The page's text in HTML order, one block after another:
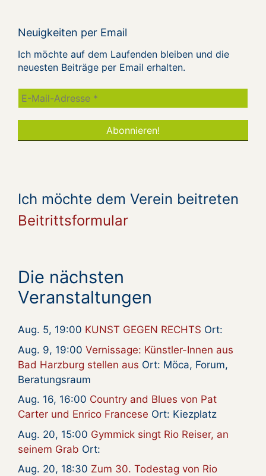
Neuigkeiten per Email
Ich möchte auf dem Laufenden bleiben und die
neuesten Beiträge per Email erhalten.
Ich möchte dem Verein beitreten
Beitrittsformular
Die nächsten
Veranstaltungen
Aug. 5, 19:00 KUNST GEGEN RECHTS Ort:
Aug. 9, 19:00 Vernissage: Künstler-Innen aus
Bad Harzburg stellen aus Ort: Möca, Forum,
Beratungsraum
Aug. 16, 16:00 Country and Blues von Pat
Carter und Enrico Francese Ort: Kiezplatz
Aug. 20, 15:00 Gymmick singt Rio Reiser, an
seinem Grab Ort:
Aug. 20, 18:30 Zum 30. Todestag von Rio